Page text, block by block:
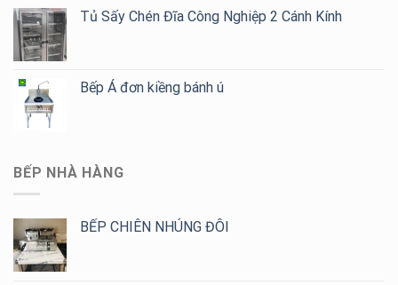
Tủ Sấy Chén Đĩa Công Nghiệp 2 Cánh Kính
Bếp Á đơn kiềng bánh ú
BẾP NHÀ HÀNG
BẾP CHIÊN NHÚNG ĐÔI